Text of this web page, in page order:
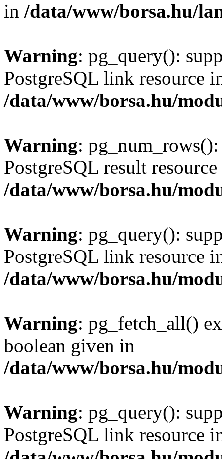
in /data/www/borsa.hu/
Warning: pg_query():
PostgreSQL link resource
/data/www/borsa.hu/
Warning:
PostgreSQL result
/data/www/borsa.hu/
Warning: pg_query():
PostgreSQL link resource
/data/www/borsa.hu/
Warning: pg_fetch_all()
boolean given in
/data/www/borsa.hu/
Warning: pg_query():
PostgreSQL link resource